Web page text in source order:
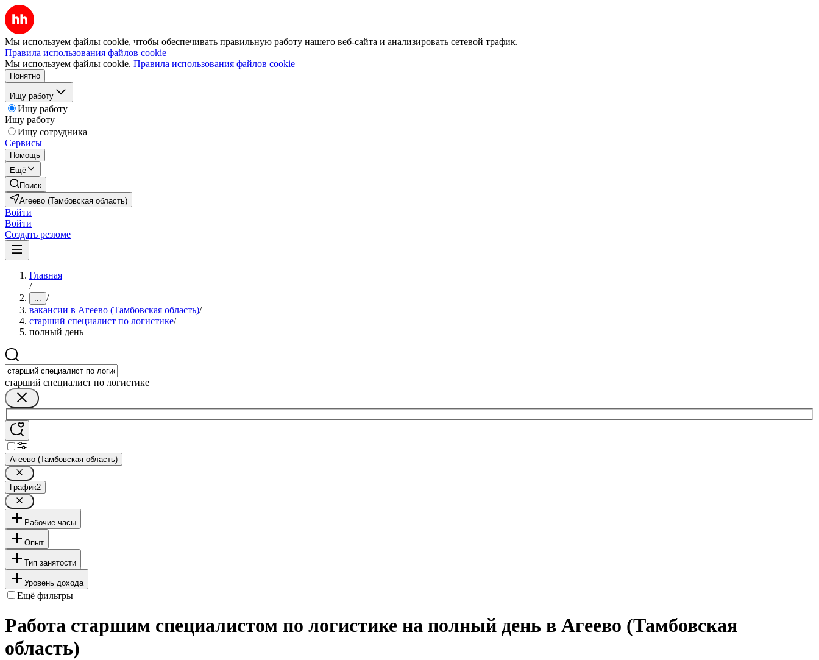
Мы используем файлы cookie, чтобы обеспечивать правильную работу нашего веб-сайта и анализировать сетевой трафик.
Правила использования файлов cookie
Мы используем файлы cookie. Правила использования файлов cookie
Понятно
Ищу работу
Ищу работу
Ищу работу
Ищу сотрудника
Сервисы
Помощь
Ещё
Поиск
Агеево (Тамбовская область)
Войти
Войти
Создать резюме
Главная
/
... /
вакансии в Агеево (Тамбовская область)/
старший специалист по логистике/
полный день
старший специалист по логистике
Агеево (Тамбовская область)
График2
Рабочие часы
Опыт
Тип занятости
Уровень дохода
Ещё фильтры
Работа старшим специалистом по логистике на полный день в Агеево (Тамбовская
область)